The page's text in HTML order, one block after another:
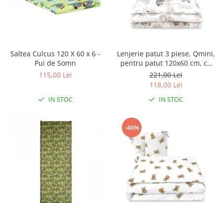
Saltea Culcus 120 X 60 x 6 -
Pui de Somn
115,00 Lei
IN STOC
Lenjerie patut 3 piese, Qmini,
pentru patut 120x60 cm, cu
protectie laterala, din
bumbac, Teddy Bear and
Friends Pink
221,00 Lei
118,00 Lei
IN STOC
-46%